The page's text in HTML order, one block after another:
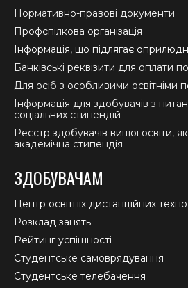
Нормативно-правові документи
Профспілкова організація
Інформація, що підлягає
Банківські реквізити для оплати
Для осіб з особливими освітніми
Інформація для здобувачів з
соціальних стипендій
Реєстр здобувачів вищої освіти,
академічна стипендія
ЗДОБУВАЧАМ
Центр освітніх дистанційних
Розклад занять
Рейтинг успішності
Студентське самоврядування
Студентське телебачення